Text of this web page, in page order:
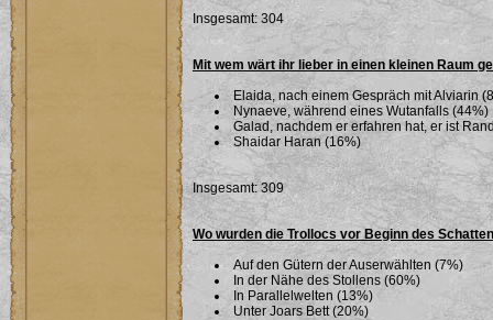
Insgesamt: 304
Mit wem wärt ihr lieber in einen kleinen Raum
Elaida, nach einem Gespräch mit Alviarin
Nynaeve, während eines Wutanfalls (44%)
Galad, nachdem er erfahren hat, er ist
Shaidar Haran (16%)
Insgesamt: 309
Wo wurden die Trollocs vor Beginn des
Auf den Gütern der Auserwählten (7%)
In der Nähe des Stollens (60%)
In Parallelwelten (13%)
Unter Joars Bett (20%)